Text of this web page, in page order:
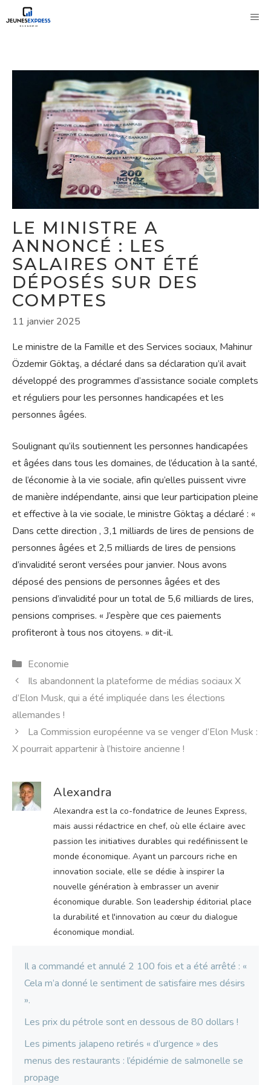
au
LE MINISTRE A
ANNONCÉ : LES
SALAIRES ONT ÉTÉ
DÉPOSÉS SUR DES
COMPTES
11 janvier 2025
Le ministre de la Famille et des Services sociaux, Mahinur
Özdemir Göktaş, a déclaré dans sa déclaration qu’il avait
développé des programmes d’assistance sociale complets
et réguliers pour les personnes handicapées et les
personnes âgées.
Soulignant qu’ils soutiennent les personnes handicapées
et âgées dans tous les domaines, de l’éducation à la santé,
de l’économie à la vie sociale, afin qu’elles puissent vivre
de manière indépendante, ainsi que leur participation pleine
et effective à la vie sociale, le ministre Göktaş a déclaré : «
Dans cette direction , 3,1 milliards de lires de pensions de
personnes âgées et 2,5 milliards de lires de pensions
d’invalidité seront versées pour janvier. Nous avons
déposé des pensions de personnes âgées et des
pensions d’invalidité pour un total de 5,6 milliards de lires,
pensions comprises. « J’espère que ces paiements
profiteront à tous nos citoyens. » dit-il.
Catégories
Economie
Ils abandonnent la plateforme de médias sociaux X
d’Elon Musk, qui a été impliquée dans les élections
allemandes !
La Commission européenne va se venger d’Elon Musk :
X pourrait appartenir à l’histoire ancienne !
Alexandra
Alexandra est la co-fondatrice de Jeunes Express,
mais aussi rédactrice en chef, où elle éclaire avec
passion les initiatives durables qui redéfinissent le
monde économique. Ayant un parcours riche en
innovation sociale, elle se dédie à inspirer la
nouvelle génération à embrasser un avenir
économique durable. Son leadership éditorial place
la durabilité et l'innovation au cœur du dialogue
économique mondial.
Il a commandé et annulé 2 100 fois et a été arrêté : «
Cela m’a donné le sentiment de satisfaire mes désirs
».
Les prix du pétrole sont en dessous de 80 dollars !
Les piments jalapeno retirés « d’urgence » des
menus des restaurants : l’épidémie de salmonelle se
propage